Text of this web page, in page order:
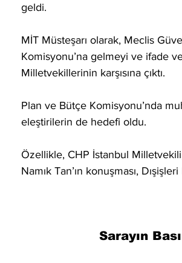
geldi.
MİT Müsteşarı olarak, Meclis
Komisyonu’na gelmeyi ve ifade
Milletvekillerinin karşısına çıktı.
Plan ve Bütçe Komisyonu’nda
eleştirilerin de hedefi oldu.
Özellikle, CHP İstanbul
Namık Tan’ın konuşması,
Sarayın